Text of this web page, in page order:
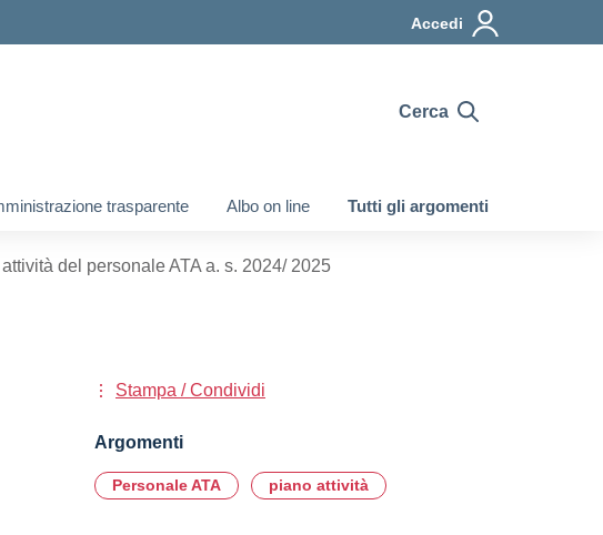
Accedi
Cerca
trasparente Albo on line Tutti gli argomenti
del personale ATA a. s. 2024/ 2025
Stampa / Condividi
Argomenti
Personale ATA piano attività